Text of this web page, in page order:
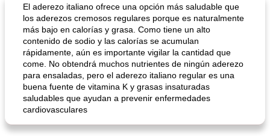
El aderezo italiano ofrece una opción más saludable que
los aderezos cremosos regulares porque es naturalmente
más bajo en calorías y grasa. Como tiene un alto
contenido de sodio y las calorías se acumulan
rápidamente, aún es importante vigilar la cantidad que
come. No obtendrá muchos nutrientes de ningún aderezo
para ensaladas, pero el aderezo italiano regular es una
buena fuente de vitamina K y grasas insaturadas
saludables que ayudan a prevenir enfermedades
cardiovasculares